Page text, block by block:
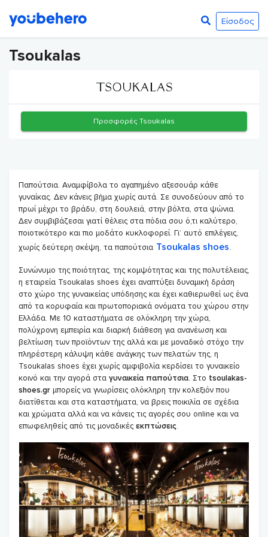
Είσοδος
Tsoukalas
Προσφορές Tsoukalas
Παπούτσια. Αναμφίβολα το αγαπημένο αξεσουάρ κάθε
γυναίκας. Δεν κάνεις βήμα χωρίς αυτά. Σε συνοδεύουν από το
πρωί μέχρι το βράδυ, στη δουλειά, στην βόλτα, στα ψώνια.
Δεν συμβιβάζεσαι γιατί θέλεις στα πόδια σου ό,τι καλύτερο,
ποιοτικότερο και πιο μοδάτο κυκλοφορεί. Γι’ αυτό επιλέγεις,
χωρίς δεύτερη σκέψη, τα παπούτσια Tsoukalas shoes.
Συνώνυμο της ποιότητας, της κομψότητας και της πολυτέλειας,
η εταιρεία Tsoukalas shoes έχει αναπτύξει δυναμική δράση
στο χώρο της γυναικείας υπόδησης και έχει καθιερωθεί ως ένα
από τα κορυφαία και πρωτοποριακά ονόματα του χώρου στην
Ελλάδα. Με 10 καταστήματα σε ολόκληρη την χώρα,
πολύχρονη εμπειρία και διαρκή διάθεση για ανανέωση και
βελτίωση των προϊόντων της αλλά και με μοναδικό στόχο την
πληρέστερη κάλυψη κάθε ανάγκης των πελατών της, η
Tsoukalas shoes έχει χωρίς αμφιβολία κερδίσει το γυναικείο
κοινό και την αγορά στα γυναικεία παπούτσια. Στο tsoulakas-
shoes.gr μπορείς να γνωρίσεις ολόκληρη την κολεξιόν που
διατίθεται και στα καταστήματα, να βρεις ποικιλία σε σχέδια
και χρώματα αλλά και να κάνεις τις αγορές σου online και να
επωφεληθείς από τις μοναδικές εκπτώσεις.